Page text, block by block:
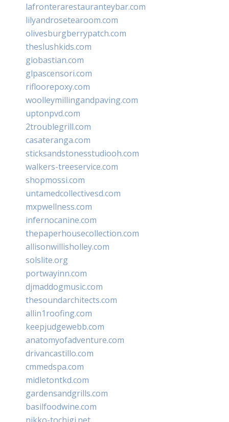
lafronterarestauranteybar.com
lilyandrosetearoom.com
olivesburgberrypatch.com
theslushkids.com
giobastian.com
glpascensori.com
rifloorepoxy.com
woolleymillingandpaving.com
uptonpvd.com
2troublegrill.com
casateranga.com
sticksandstonesstudiooh.com
walkers-treeservice.com
shopmossi.com
untamedcollectivesd.com
mxpwellness.com
infernocanine.com
thepaperhousecollection.com
allisonwillisholley.com
solslite.org
portwayinn.com
djmaddogmusic.com
thesoundarchitects.com
allin1roofing.com
keepjudgewebb.com
anatomyofadventure.com
drivancastillo.com
cmmedspa.com
midletontkd.com
gardensandgrills.com
basilfoodwine.com